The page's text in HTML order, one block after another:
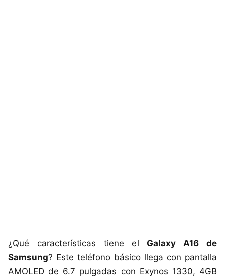
¿Qué características tiene el Galaxy A16 de
Samsung? Este teléfono básico llega con pantalla
AMOLED de 6.7 pulgadas con Exynos 1330, 4GB